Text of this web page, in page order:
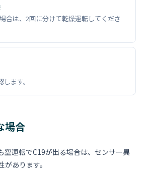
合は、2回に分けて乾燥運転してくださ
ます。
場合
空運転でC19が出る場合は、センサー異
あります。